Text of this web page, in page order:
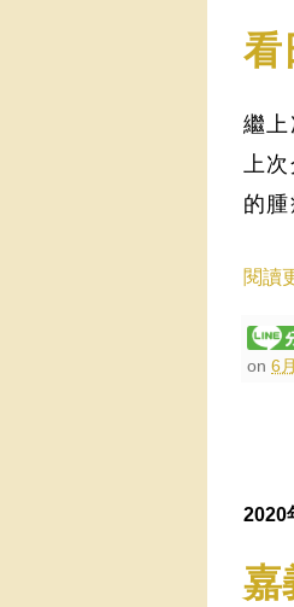
看
繼
上
的
閱讀
on 6
2020
嘉